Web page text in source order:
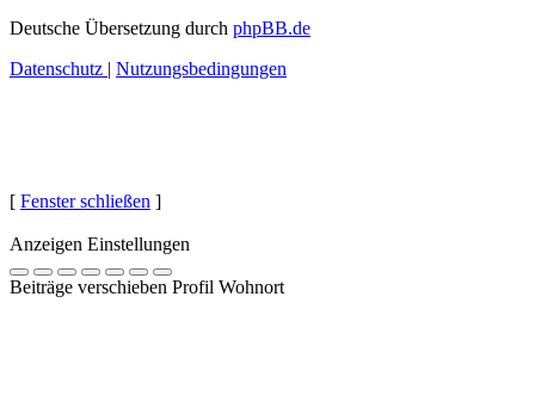
Deutsche Übersetzung durch phpBB.de
Datenschutz | Nutzungsbedingungen
[ Fenster schließen ]
Anzeigen Einstellungen
Beiträge verschieben Profil Wohnort